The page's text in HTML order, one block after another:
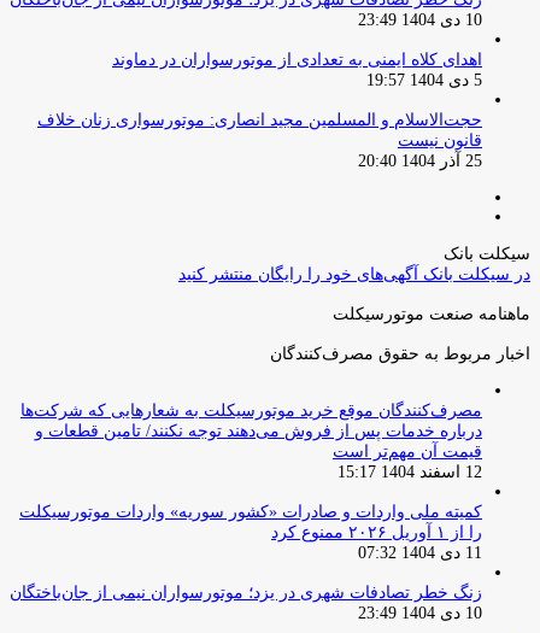
10 دی 1404 23:49
اهدای کلاه ایمنی به تعدادی از موتورسواران در دماوند
5 دی 1404 19:57
حجت‌الاسلام و المسلمین مجید انصاری: موتورسواری زنان خلاف
قانون نیست
25 آذر 1404 20:40
سیکلت بانک
در سیکلت بانک آگهی‌های خود را رایگان منتشر کنید
ماهنامه صنعت موتورسیکلت
اخبار مربوط به حقوق مصرف‌کنندگان
مصرف‌کنندگان موقع خرید موتورسیکلت به شعارهایی که شرکت‌ها
درباره خدمات پس از فروش می‌دهند توجه نکنند/ تامین قطعات و
قیمت آن مهم‌تر است
12 اسفند 1404 15:17
کمیته ملی واردات و صادرات «کشور سوریه» واردات موتورسیکلت
را از ۱ آوریل ۲۰۲۶ ممنوع کرد
11 دی 1404 07:32
زنگ خطر تصادفات شهری در یزد؛ موتورسواران نیمی از جان‌باختگان
10 دی 1404 23:49